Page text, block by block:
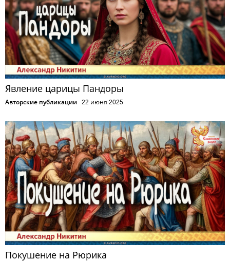
Явление царицы Пандоры
Авторские публикации 22 июня 2025
Покушение на Рюрика